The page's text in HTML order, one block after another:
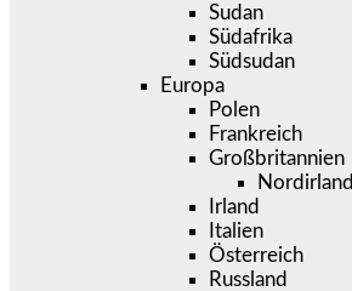
Sudan
Südafrika
Südsudan
Europa
Polen
Frankreich
Großbritannien
Nordirland
Irland
Italien
Österreich
Russland